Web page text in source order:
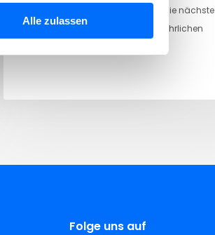
Alle zulassen
darauf aufmerksam, dass die nächste
mobile Sammlung von gefährlichen
Folge uns auf